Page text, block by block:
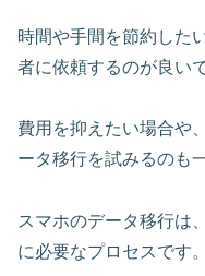
時間や手間を節約した
者に依頼するのが良い
費用を抑えたい場合や
ータ移行を試みるのも
スマホのデータ移行は
に必要なプロセスです。